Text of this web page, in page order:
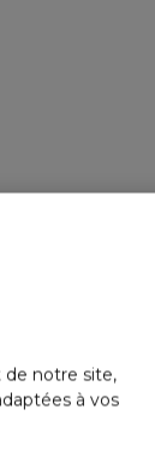
de notre site,
à vos